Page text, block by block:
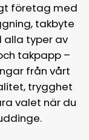
företag med
takbyte
alla typer av
takpapp –
från vårt
trygghet
valet när du